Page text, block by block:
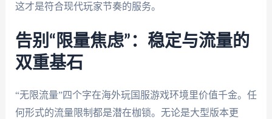
这才是符合现代玩家节奏的服务。
告别“限量焦虑”：稳定与流量的
双重基石
“无限流量”四个字在海外玩国服游戏环境里价值千金。任
何形式的流量限制都是潜在枷锁。无论是大型版本更